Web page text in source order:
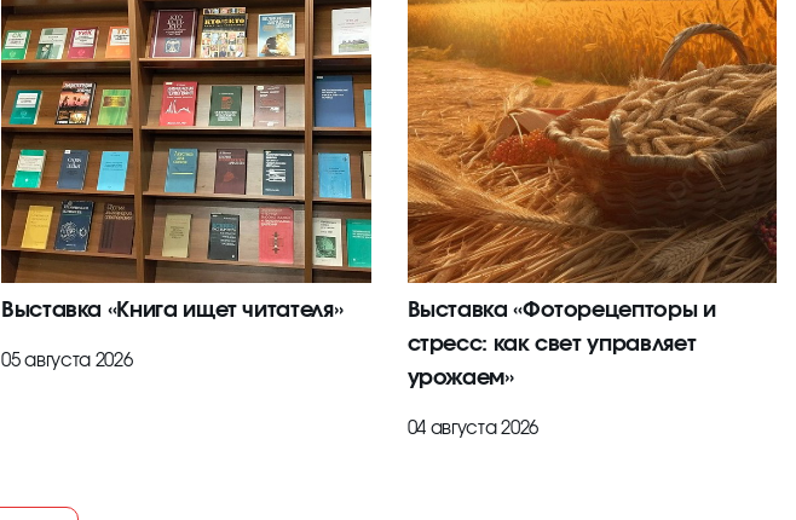
Выставка «Книга ищет читателя»
05 августа 2026
Выставка «Фоторецепторы и
стресс: как свет управляет
урожаем»
04 августа 2026